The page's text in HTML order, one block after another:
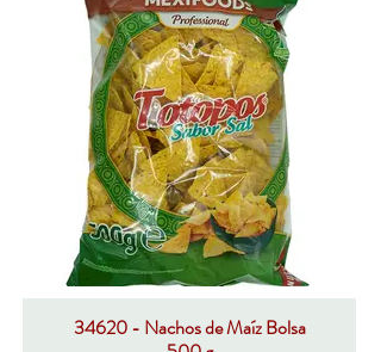
34620 - Nachos de Maíz Bolsa